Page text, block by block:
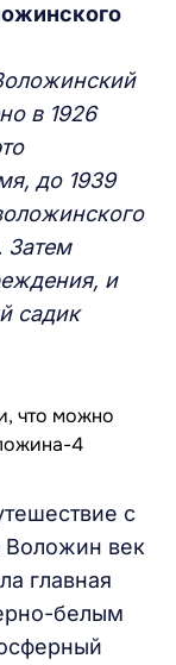
в 1926
до 1939
Затем
и
садик
с
Воложин век
главная
белым